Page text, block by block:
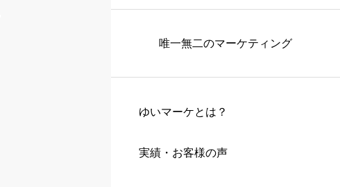
唯一無二のマーケティング
ゆいマーケとは？
実績・お客様の声